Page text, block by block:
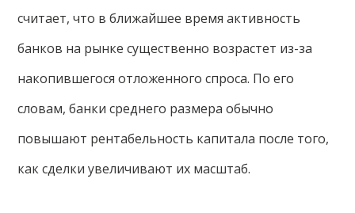
считает, что в ближайшее время активность
банков на рынке существенно возрастет из-за
накопившегося отложенного спроса. По его
словам, банки среднего размера обычно
повышают рентабельность капитала после того,
как сделки увеличивают их масштаб.